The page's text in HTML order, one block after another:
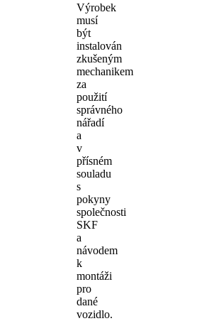
Výrobek
musí
být
instalován
zkušeným
mechanikem
za
použití
správného
nářadí
a
v
přísném
souladu
s
pokyny
společnosti
SKF
a
návodem
k
montáži
pro
dané
vozidlo.